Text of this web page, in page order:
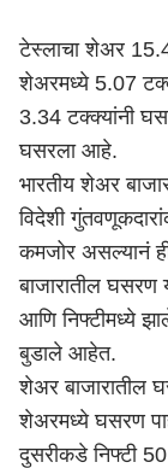
टेस्लाचा शेअर
शेअरमध्ये 5.07
3.34 टक्क्यांनी
घसरला आहे.
भारतीय शेअर
विदेशी
कमजोर असल्यानं
बाजारातील
आणि निफ्टीमध्ये
बुडाले आहेत.
शेअर बाजारातील
शेअरमध्ये घसरण
दुसरीकडे निफ्टी